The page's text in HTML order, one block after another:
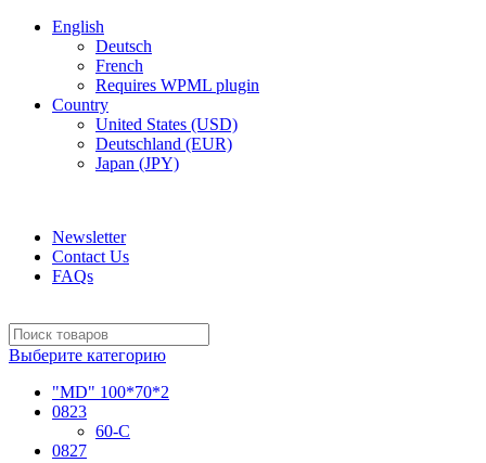
English
Deutsch
French
Requires WPML plugin
Country
United States (USD)
Deutschland (EUR)
Japan (JPY)
Newsletter
Contact Us
FAQs
Выберите категорию
"MD" 100*70*2
0823
60-C
0827